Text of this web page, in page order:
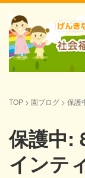
TOP > 園ブログ > 保護
保護中
インテ